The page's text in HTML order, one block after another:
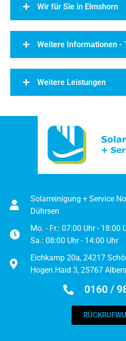
Wir für Sie in Elmshorn
Weitere Informationen -
Weitere Leistungen
Solarreinigung + Service
Dührsen
Mo. - Fr.: 07:00 Uhr - 18:00
Sa.: 08:00 Uhr - 14:00 Uhr
Eichkamp 20a, 24217
Hogen Haid 3, 25767
0160 /